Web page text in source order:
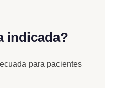
indicada?
para pacientes